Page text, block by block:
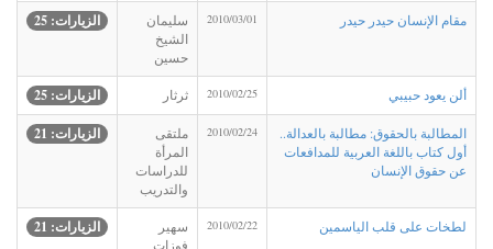
مقام الإنسان حيدر حيدر 2010/03/01
سليمان
الشيخ
حسين
الزيارات: 25
ألن يعود حبيبي 2010/02/25 ثرثار الزيارات: 25
المطالبة بالحقوق: مطالبة بالعدالة..
أول كتاب باللغة العربية للمدافعات
عن حقوق الإنسان
2010/02/24
ملتقى
المرأة
للدراسات
والتدريب
الزيارات: 21
لطخات على قلب الياسمين 2010/02/22
سهير
فوزات
الزيارات: 21